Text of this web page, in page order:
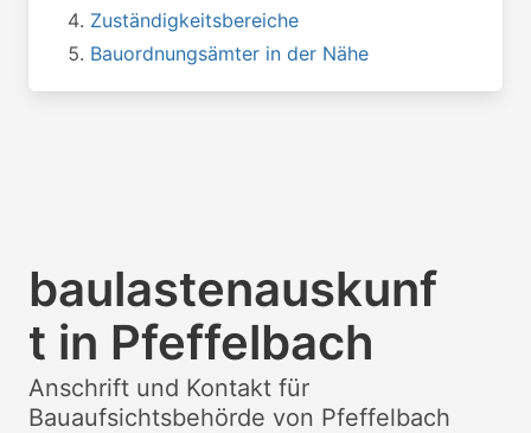
Zuständigkeitsbereiche
Bauordnungsämter in der Nähe
baulastenauskunf
t in Pfeffelbach
Anschrift und Kontakt für
Bauaufsichtsbehörde von Pfeffelbach